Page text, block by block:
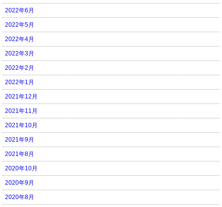
2022年6月
2022年5月
2022年4月
2022年3月
2022年2月
2022年1月
2021年12月
2021年11月
2021年10月
2021年9月
2021年8月
2020年10月
2020年9月
2020年8月